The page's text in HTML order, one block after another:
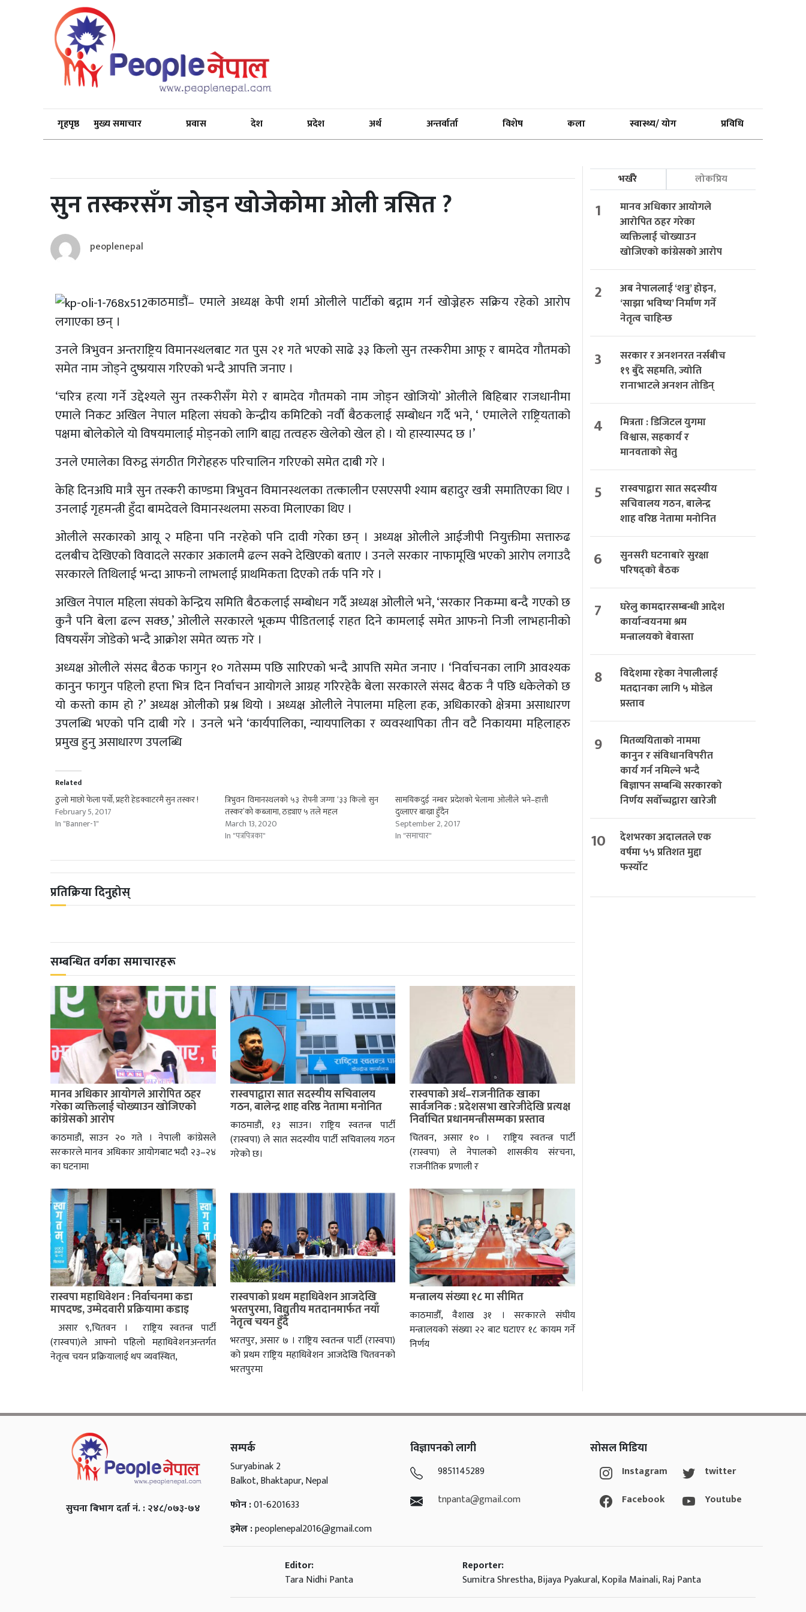
गृहपृष्ठ मुख्य समाचार प्रवास देश प्रदेश अर्थ अन्तर्वार्ता विशेष कला स्वास्थ्य/ योग प्रविधि
सुन तस्करसँग जोड्न खोजेकोमा ओली त्रसित ?
peoplenepal
काठमाडौं– एमाले अध्यक्ष केपी शर्मा ओलीले पार्टीको बद्नाम गर्न खोज्नेहरु सक्रिय रहेको आरोप
लगाएका छन् ।
उनले त्रिभुवन अन्तराष्ट्रिय विमानस्थलबाट गत पुस २१ गते भएको साढे ३३ किलो सुन तस्करीमा आफू र बामदेव गौतमको
समेत नाम जोड्ने दुष्प्रयास गरिएको भन्दै आपत्ति जनाए ।
‘चरित्र हत्या गर्ने उद्देश्यले सुन तस्करीसँग मेरो र बामदेव गौतमको नाम जोड्न खोजियो’ ओलीले बिहिबार राजधानीमा
एमाले निकट अखिल नेपाल महिला संघको केन्द्रीय कमिटिको नर्वौ बैठकलाई सम्बोधन गर्दै भने, ‘ एमालेले राष्ट्रियताको
पक्षमा बोलेकोले यो विषयमालाई मोड्नको लागि बाह्य तत्वहरु खेलेको खेल हो । यो हास्यास्पद छ ।’
उनले एमालेका विरुद्व संगठीत गिरोहहरु परिचालिन गरिएको समेत दाबी गरे ।
केहि दिनअघि मात्रै सुन तस्करी काण्डमा त्रिभुवन विमानस्थलका तत्कालीन एसएसपी श्याम बहादुर खत्री समातिएका थिए ।
उनलाई गृहमन्त्री हुँदा बामदेवले विमानस्थलमा सरुवा मिलाएका थिए ।
ओलीले सरकारको आयू २ महिना पनि नरहेको पनि दावी गरेका छन् । अध्यक्ष ओलीले आईजीपी नियुक्तीमा सत्तारुढ
दलबीच देखिएको विवादले सरकार अकालमै ढल्न सक्ने देखिएको बताए । उनले सरकार नाफामूखि भएको आरोप लगाउदै
सरकारले तिथिलाई भन्दा आफनो लाभलाई प्राथमिकता दिएको तर्क पनि गरे ।
अखिल नेपाल महिला संघको केन्द्रिय समिति बैठकलाई सम्बोधन गर्दै अध्यक्ष ओलीले भने, ‘सरकार निकम्मा बन्दै गएको छ
कुनै पनि बेला ढल्न सक्छ,’ ओलीले सरकारले भूकम्प पीडितलाई राहत दिने कामलाई समेत आफनो निजी लाभहानीको
विषयसँग जोडेको भन्दै आक्रोश समेत व्यक्त गरे ।
अध्यक्ष ओलीले संसद बैठक फागुन १० गतेसम्म पछि सारिएको भन्दै आपत्ति समेत जनाए । ‘निर्वाचनका लागि आवश्यक
कानुन फागुन पहिलो हप्ता भित्र दिन निर्वाचन आयोगले आग्रह गरिरहेकै बेला सरकारले संसद बैठक नै पछि धकेलेको छ
यो कस्तो काम हो ?’ अध्यक्ष ओलीको प्रश्न थियो । अध्यक्ष ओलीले नेपालमा महिला हक, अधिकारको क्षेत्रमा असाधारण
उपलब्धि भएको पनि दाबी गरे । उनले भने ‘कार्यपालिका, न्यायपालिका र व्यवस्थापिका तीन वटै निकायमा महिलाहरु
प्रमुख हुनु असाधारण उपलब्धि
Related
ठुलो माछो फेला पर्यो, प्रहरी हेडक्वाटरमै सुन तस्कर !
February 5, 2017
In "Banner-1"
त्रिभुवन विमानस्थलको ५३ रोपनी जग्गा ‘३३ किलो सुन
तस्कर’को कब्जामा, ठड्याए ५ तले महल
March 13, 2020
In "पत्रपित्रका"
सामयिकदुई नम्बर प्रदेशको भेलामा ओलीले भने–हात्ती
दुव्लाएर बाख्रा हुँदैन
September 2, 2017
In "समाचार"
प्रतिक्रिया दिनुहोस्
सम्बन्धित वर्गका समाचारहरू
मानव अधिकार आयोगले आरोपित ठहर
गरेका व्यक्तिलाई चोख्याउन खोजिएको
कांग्रेसको आरोप
काठमाडौं, साउन २० गते । नेपाली कांग्रेसले
सरकारले मानव अधिकार आयोगबाट भदौ २३–२४
का घटनामा
रास्वपाद्वारा सात सदस्यीय सचिवालय
गठन, बालेन्द्र शाह वरिष्ठ नेतामा मनोनित
काठमाडौं, १३ साउन। राष्ट्रिय स्वतन्त्र पार्टी
(रास्वपा) ले सात सदस्यीय पार्टी सचिवालय गठन
गरेको छ।
रास्वपाको अर्थ–राजनीतिक खाका
सार्वजनिक : प्रदेशसभा खारेजीदेखि प्रत्यक्ष
निर्वाचित प्रधानमन्त्रीसम्मका प्रस्ताव
चितवन, असार १० । राष्ट्रिय स्वतन्त्र पार्टी
(रास्वपा) ले नेपालको शासकीय संरचना,
राजनीतिक प्रणाली र
रास्वपा महाधिवेशन : निर्वाचनमा कडा
मापदण्ड, उम्मेदवारी प्रक्रियामा कडाइ
असार ९,चितवन । राष्ट्रिय स्वतन्त्र पार्टी
(रास्वपा)ले आफ्नो पहिलो महाधिवेशनअन्तर्गत
नेतृत्व चयन प्रक्रियालाई थप व्यवस्थित,
रास्वपाको प्रथम महाधिवेशन आजदेखि
भरतपुरमा, विद्युतीय मतदानमार्फत नयाँ
नेतृत्व चयन हुँदै
भरतपुर, असार ७ । राष्ट्रिय स्वतन्त्र पार्टी (रास्वपा)
को प्रथम राष्ट्रिय महाधिवेशन आजदेखि चितवनको
भरतपुरमा
मन्त्रालय संख्या १८ मा सीमित
काठमाडौँ, वैशाख ३१ । सरकारले संघीय
मन्त्रालयको संख्या २२ बाट घटाएर १८ कायम गर्ने
निर्णय
भर्खरै लोकप्रिय
1
मानव अधिकार आयोगले
आरोपित ठहर गरेका
व्यक्तिलाई चोख्याउन
खोजिएको कांग्रेसको आरोप
2
अब नेपाललाई ‘शत्रु’ होइन,
‘साझा भविष्य’ निर्माण गर्ने
नेतृत्व चाहिन्छ
3
सरकार र अनशनरत नर्सबीच
१९ बुँदे सहमति, ज्योति
रानाभाटले अनशन तोडिन्
4
मित्रता : डिजिटल युगमा
विश्वास, सहकार्य र
मानवताको सेतु
5
रास्वपाद्वारा सात सदस्यीय
सचिवालय गठन, बालेन्द्र
शाह वरिष्ठ नेतामा मनोनित
6
सुनसरी घटनाबारे सुरक्षा
परिषद्को बैठक
7
घरेलु कामदारसम्बन्धी आदेश
कार्यान्वयनमा श्रम
मन्त्रालयको बेवास्ता
8
विदेशमा रहेका नेपालीलाई
मतदानका लागि ५ मोडेल
प्रस्ताव
9
मितव्ययिताको नाममा
कानुन र संविधानविपरीत
कार्य गर्न नमिल्ने भन्दै
बिज्ञापन सम्बन्धि सरकारको
निर्णय सर्वोच्चद्वारा खारेजी
10
देशभरका अदालतले एक
वर्षमा ५५ प्रतिशत मुद्दा
फर्स्योट
सुचना बिभाग दर्ता नं. : २४८/०७३-७४
सम्पर्क
Suryabinak 2
Balkot, Bhaktapur, Nepal
फोन :01-6201633
इमेल :peoplenepal2016@gmail.com
विज्ञापनको लागी
9851145289
tnpanta@gmail.com
सोसल मिडिया
Instagram
Facebook
twitter
Youtube
Editor:
Tara Nidhi Panta
Reporter:
Sumitra Shrestha, Bijaya Pyakural, Kopila Mainali, Raj Panta